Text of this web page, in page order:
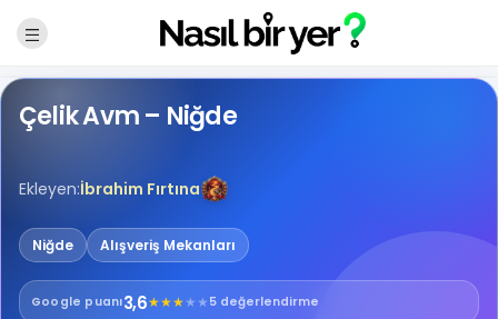
Çelik Avm – Niğde
Ekleyen:İbrahim Fırtına
Niğde Alışveriş Mekanları
Google puanı3,6★★★★★ 5 değerlendirme